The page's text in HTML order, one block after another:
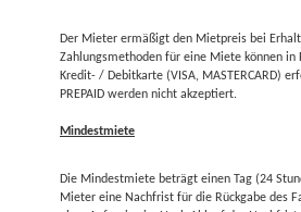
Der Mieter ermäßigt den Mietpreis bei
Zahlungsmethoden für eine Miete können in
Kredit- / Debitkarte (VISA, MASTERCARD)
PREPAID werden nicht akzeptiert.
Mindestmiete
Die Mindestmiete beträgt einen Tag (24
Mieter eine Nachfrist für die Rückgabe des